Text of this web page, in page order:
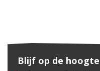
Blijf op de